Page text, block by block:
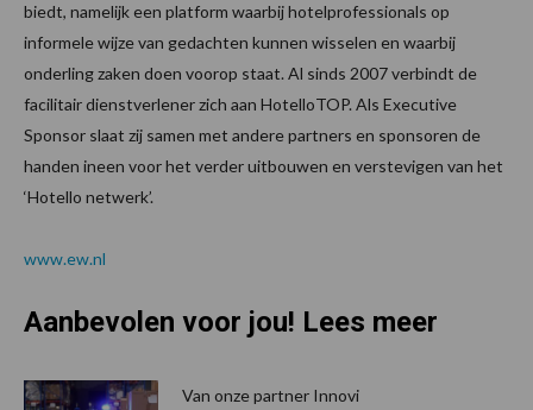
biedt, namelijk een platform waarbij hotelprofessionals op
informele wijze van gedachten kunnen wisselen en waarbij
onderling zaken doen voorop staat. Al sinds 2007 verbindt de
facilitair dienstverlener zich aan HotelloTOP. Als Executive
Sponsor slaat zij samen met andere partners en sponsoren de
handen ineen voor het verder uitbouwen en verstevigen van het
‘Hotello netwerk’.
www.ew.nl
Aanbevolen voor jou! Lees meer
Van onze partner Innovi